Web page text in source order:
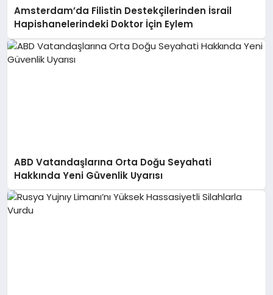
Amsterdam’da Filistin Destekçilerinden İsrail
Hapishanelerindeki Doktor İçin Eylem
ABD Vatandaşlarına Orta Doğu Seyahati
Hakkında Yeni Güvenlik Uyarısı